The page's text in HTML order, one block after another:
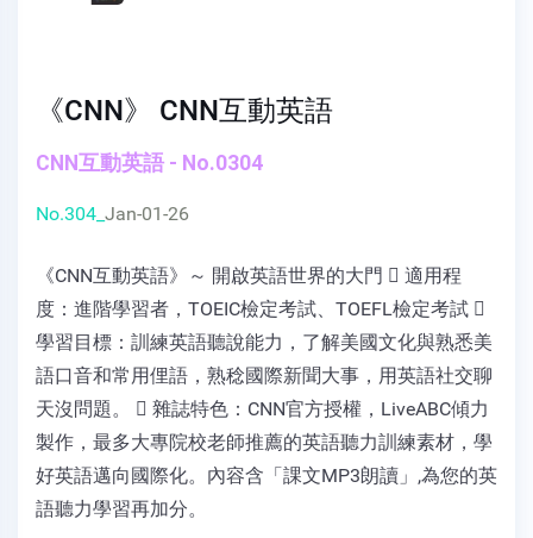
《CNN》 CNN互動英語
CNN互動英語 - No.0304
No.304_ Jan-01-26
《CNN互動英語》～ 開啟英語世界的大門  適用程
度：進階學習者，TOEIC檢定考試、TOEFL檢定考試 
學習目標：訓練英語聽說能力，了解美國文化與熟悉美
語口音和常用俚語，熟稔國際新聞大事，用英語社交聊
天沒問題。  雜誌特色：CNN官方授權，LiveABC傾力
製作，最多大專院校老師推薦的英語聽力訓練素材，學
好英語邁向國際化。內容含「課文MP3朗讀」,為您的英
語聽力學習再加分。